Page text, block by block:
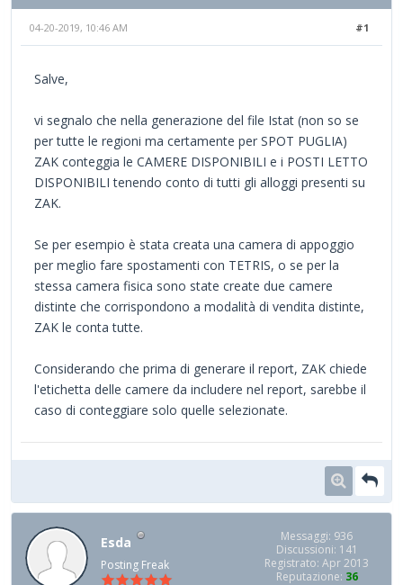
#1
04-20-2019, 10:46 AM
Salve,
vi segnalo che nella generazione del file Istat (non so se
per tutte le regioni ma certamente per SPOT PUGLIA)
ZAK conteggia le CAMERE DISPONIBILI e i POSTI LETTO
DISPONIBILI tenendo conto di tutti gli alloggi presenti su
ZAK.
Se per esempio è stata creata una camera di appoggio
per meglio fare spostamenti con TETRIS, o se per la
stessa camera fisica sono state create due camere
distinte che corrispondono a modalità di vendita distinte,
ZAK le conta tutte.
Considerando che prima di generare il report, ZAK chiede
l'etichetta delle camere da includere nel report, sarebbe il
caso di conteggiare solo quelle selezionate.
Esda
Posting Freak
Messaggi: 936
Discussioni: 141
Registrato: Apr 2013
Reputazione: 36